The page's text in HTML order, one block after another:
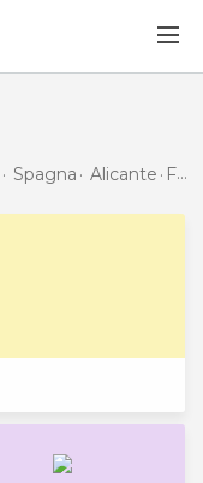
Spagna Alicante Finestrat